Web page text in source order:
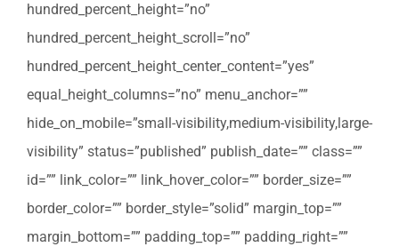
hundred_percent_height=”no”
hundred_percent_height_scroll=”no”
hundred_percent_height_center_content=”yes”
equal_height_columns=”no” menu_anchor=””
hide_on_mobile=”small-visibility,medium-visibility,large-
visibility” status=”published” publish_date=”” class=””
id=”” link_color=”” link_hover_color=”” border_size=””
border_color=”” border_style=”solid” margin_top=””
margin_bottom=”” padding_top=”” padding_right=””